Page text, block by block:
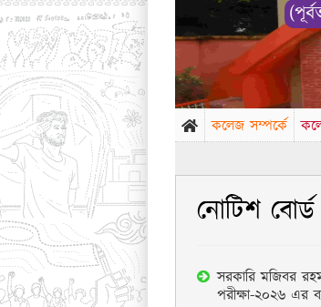
কলেজ সম্পর্কে
নোটিশ বোর্ড
সরকারি মজিবর
পরীক্ষা-২০২৬ এর